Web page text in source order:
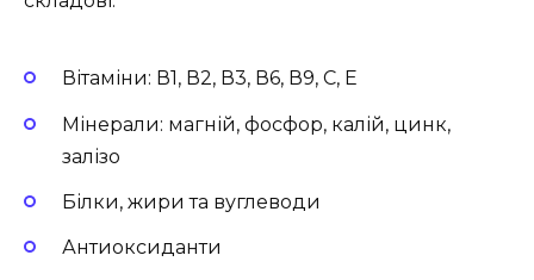
Вітаміни: В1, В2, В3, В6, В9, С, Е
Мінерали: магній, фосфор, калій, цинк,
залізо
Білки, жири та вуглеводи
Антиоксиданти